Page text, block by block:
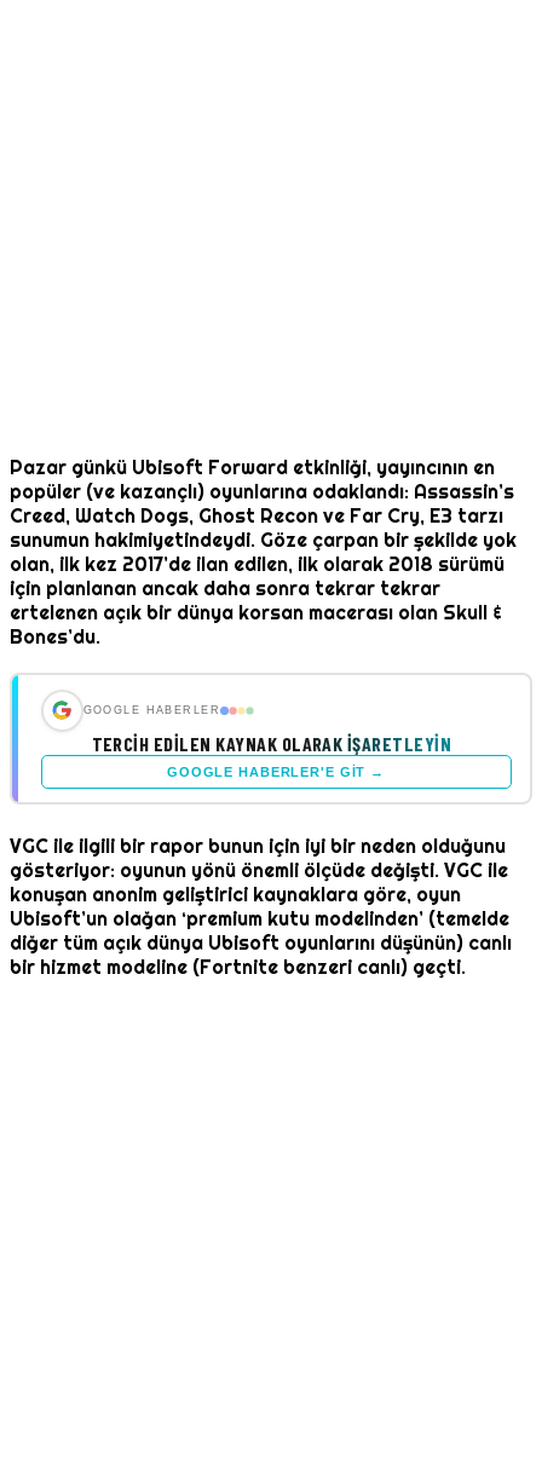
Pazar günkü Ubisoft Forward etkinliği, yayıncının en
popüler (ve kazançlı) oyunlarına odaklandı: Assassin’s
Creed, Watch Dogs, Ghost Recon ve Far Cry, E3 tarzı
sunumun hakimiyetindeydi. Göze çarpan bir şekilde yok
olan, ilk kez 2017’de ilan edilen, ilk olarak 2018 sürümü
için planlanan ancak daha sonra tekrar tekrar
ertelenen açık bir dünya korsan macerası olan Skull &
Bones’du.
GOOGLE HABERLER
TERCIH EDILEN KAYNAK OLARAK İŞARETLEYIN
GOOGLE HABERLER'E GIT →
VGC ile ilgili bir rapor bunun için iyi bir neden olduğunu
gösteriyor: oyunun yönü önemli ölçüde değişti. VGC ile
konuşan anonim geliştirici kaynaklara göre, oyun
Ubisoft’un olağan ‘premium kutu modelinden’ (temelde
diğer tüm açık dünya Ubisoft oyunlarını düşünün) canlı
bir hizmet modeline (Fortnite benzeri canlı) geçti.